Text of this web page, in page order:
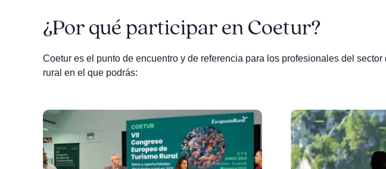
¿Por qué participar en Coetur?
Coetur es el punto de encuentro y de referencia para los profesionales del sector
rural en el que podrás: